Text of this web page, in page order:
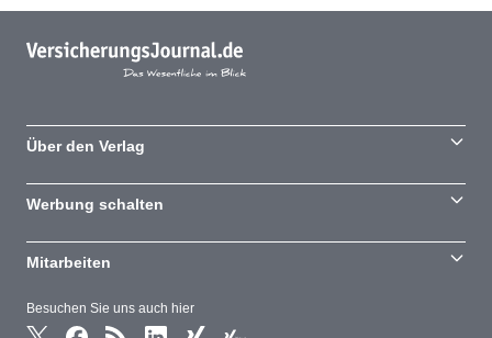
Besuchen Sie uns auch hier
Über den Verlag
Werbung schalten
Mitarbeiten